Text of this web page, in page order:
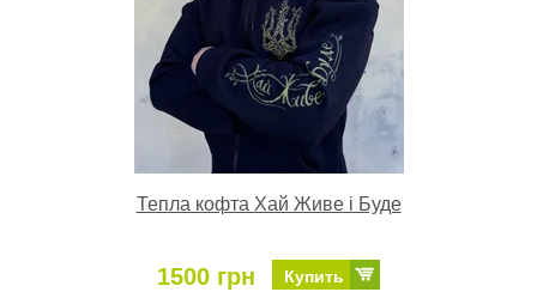
Тепла кофта Хай Живе і Буде
1500 грн Купить